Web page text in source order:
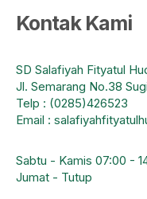
Kontak Kami
SD Salafiyah Fityatul
Jl. Semarang No.38
Telp : (0285)426523
Email :
Sabtu - Kamis 07:00 -
Jumat - Tutup